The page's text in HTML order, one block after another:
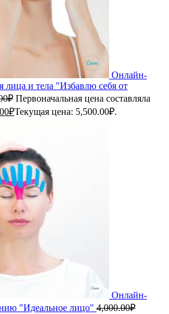
Онлайн-
лица и тела "Избавлю себя от
₽ Первоначальная цена составляла
₽Текущая цена: 5,500.00₽.
Онлайн-
"Идеальное лицо" 4,000.00₽